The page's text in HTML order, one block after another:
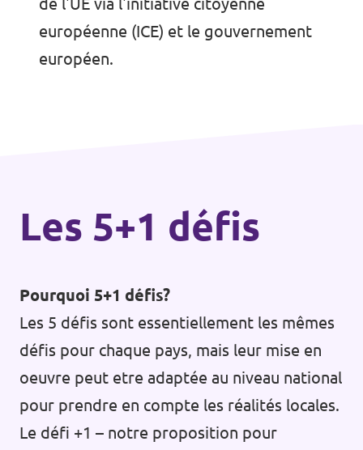
de l'UE via l'initiative citoyenne
européenne (ICE) et le gouvernement
européen.
Les 5+1 défis
Pourquoi 5+1 défis?
Les 5 défis sont essentiellement les mêmes
défis pour chaque pays, mais leur mise en
oeuvre peut etre adaptée au niveau national
pour prendre en compte les réalités locales.
Le défi +1 – notre proposition pour